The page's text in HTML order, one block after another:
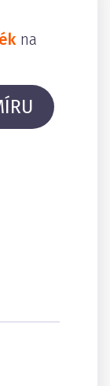
na